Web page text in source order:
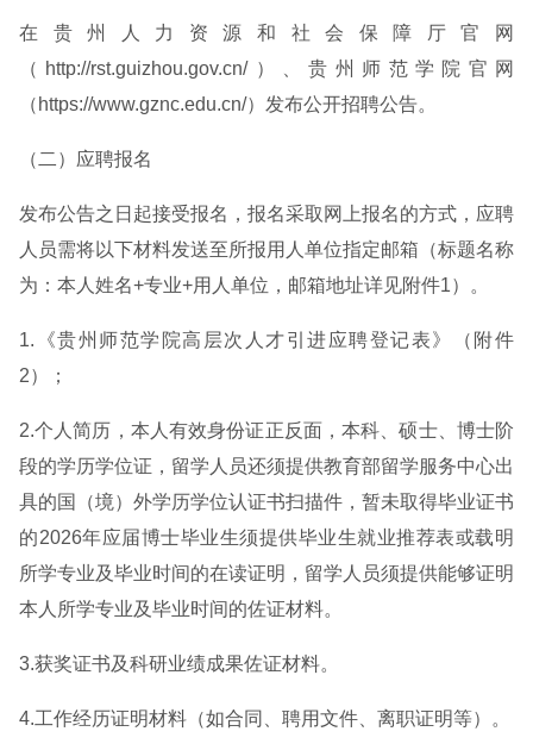
在贵州人力资源和社会保障厅官网
（http://rst.guizhou.gov.cn/）、贵州师范学院官网
（https://www.gznc.edu.cn/）发布公开招聘公告。
（二）应聘报名
发布公告之日起接受报名，报名采取网上报名的方式，应聘
人员需将以下材料发送至所报用人单位指定邮箱（标题名称
为：本人姓名+专业+用人单位，邮箱地址详见附件1）。
1.《贵州师范学院高层次人才引进应聘登记表》（附件
2）；
2.个人简历，本人有效身份证正反面，本科、硕士、博士阶
段的学历学位证，留学人员还须提供教育部留学服务中心出
具的国（境）外学历学位认证书扫描件，暂未取得毕业证书
的2026年应届博士毕业生须提供毕业生就业推荐表或载明
所学专业及毕业时间的在读证明，留学人员须提供能够证明
本人所学专业及毕业时间的佐证材料。
3.获奖证书及科研业绩成果佐证材料。
4.工作经历证明材料（如合同、聘用文件、离职证明等）。